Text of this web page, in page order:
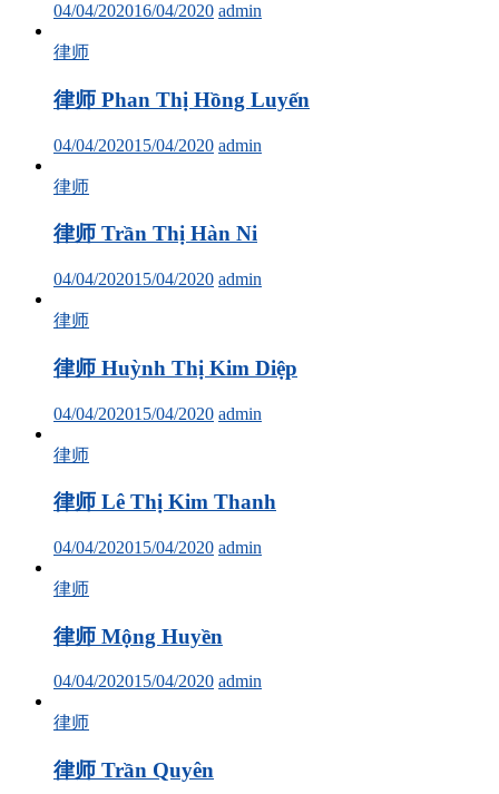
04/04/202016/04/2020 admin
律师
律师 Phan Thị Hồng Luyến
04/04/202015/04/2020 admin
律师
律师 Trần Thị Hàn Ni
04/04/202015/04/2020 admin
律师
律师 Huỳnh Thị Kim Diệp
04/04/202015/04/2020 admin
律师
律师 Lê Thị Kim Thanh
04/04/202015/04/2020 admin
律师
律师 Mộng Huyền
04/04/202015/04/2020 admin
律师
律师 Trần Quyên